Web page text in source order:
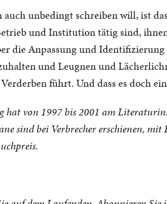
auch unbedingt schreiben will, ist
und Institution tätig sind,
die Anpassung und
und Leugnen und
führt. Und dass es doch
hat von 1997 bis 2001 am
sind bei Verbrecher erschienen,